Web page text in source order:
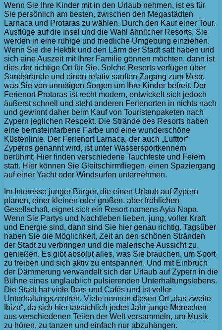
Wenn Sie Ihre Kinder mit in den Urlaub nehmen, ist es für
Sie persönlich am besten, zwischen den Megastädten
Larnaca und Protaras zu wählen. Durch den Kauf einer Tour.
Ausflüge auf die Insel und die Wahl ähnlicher Resorts, Sie
werden in eine ruhige und friedliche Umgebung einziehen.
Wenn Sie die Hektik und den Lärm der Stadt satt haben und
sich eine Auszeit mit Ihrer Familie gönnen möchten, dann ist
dies der richtige Ort für Sie. Solche Resorts verfügen über
Sandstrände und einen relativ sanften Zugang zum Meer,
was Sie von unnötigen Sorgen um Ihre Kinder befreit. Der
Ferienort Protaras ist recht modern, entwickelt sich jedoch
äußerst schnell und steht anderen Ferienorten in nichts nach
und gewinnt daher beim Kauf von Touristenpaketen nach
Zypern jeglichen Respekt. Die Strände des Resorts haben
eine bernsteinfarbene Farbe und eine wunderschöne
Küstenlinie. Der Ferienort Larnaca, der auch „Lufttor“
Zyperns genannt wird, ist unter Wassersportkennern
berühmt; Hier finden verschiedene Tauchfeste und Feiern
statt. Hier können Sie Gleitschirmfliegen, einen Spaziergang
auf einer Yacht oder Windsurfen unternehmen.
Im Interesse junger Bürger, die einen Urlaub auf Zypern
planen, einer kleinen oder großen, aber fröhlichen
Gesellschaft, eignet sich ein Resort namens Ayia Napa.
Wenn Sie Partys und Nachtleben lieben, jung, voller Kraft
und Energie sind, dann sind Sie hier genau richtig. Tagsüber
haben Sie die Möglichkeit, Zeit an den schönen Stränden
der Stadt zu verbringen und die malerische Aussicht zu
genießen. Es gibt absolut alles, was Sie brauchen, um Sport
zu treiben und sich aktiv zu entspannen. Und mit Einbruch
der Dämmerung verwandelt sich der Urlaub auf Zypern in die
Bühne eines unglaublich pulsierenden Unterhaltungslebens.
Die Stadt hat viele Bars und Cafés und ist voller
Unterhaltungszentren. Viele nennen diesen Ort „das zweite
Ibiza“, da sich hier tatsächlich jedes Jahr junge Menschen
aus verschiedenen Teilen der Welt versammeln, um Musik
zu hören, zu tanzen und einfach nur abzuhängen.